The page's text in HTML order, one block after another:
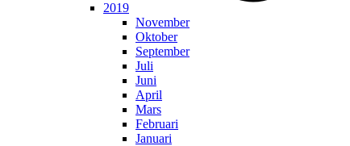
2019
November
Oktober
September
Juli
Juni
April
Mars
Februari
Januari